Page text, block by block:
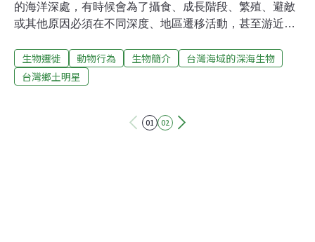
的海洋深處，有時候會為了攝食、成長階段、繁殖、避敵
或其他原因必須在不同深度、地區遷移活動，甚至游近危
如少數個體的遷移活動；規模大者可超越幾乎遮蔽天空的
群飛候鳥或成群在非洲賽倫蓋提草原上奔馳的野牛等。此
移：由於海洋表層日照充足、基礎生產力高，隨然食物充
生物遷徙 動物行為 生物簡介
台灣海域的深海生物
台灣鄉土明星
01 02